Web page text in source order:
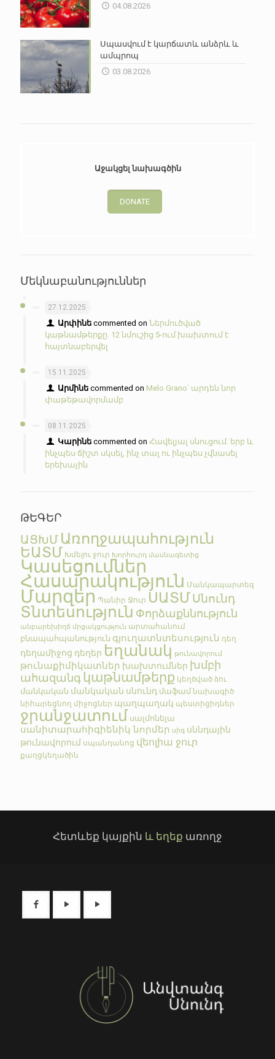
04.08.2026
Սպասվում է կարճատև անձրև և
ամպրոպ
03.08.2026
Աջակցել նախագծին
DONATE
Մեկնաբանություններ
27.12.2025
Արփինե commented onՆերմուծված
կաթնամթերքը. 12 նմուշից 5-ում խախտում է
հայտնաբերվել
15.11.2025
Արմինե commented on Melo Grano՝ արդեն նոր
փաթեթավորմամբ
08.11.2025
Կարինե commented onՀավելյալ սնուցում. երբ և
ինչպես ճիշտ սկսել, ինչ տալ ու ինչպես չվնասել
երեխային
ԹԵԳԵՐ
ԱՑԽՄ Առողջապահություն
ԵԱՏՄ Խմելու ջուր Խորհուրդ մասնագետից
Կասեցումներ
Հասարակություն Մանկապարտեզ
Մարզեր Պանիր Ջուր ՍԱՏՄՍնունդ
Տնտեսություն Փորձաքննություն
անբարեխիղճ մրցակցություն արտահանում
բնապահպանություն գյուղատնտեսություն դեղ
դեղամիջոց դեղեր եղանակ թունավորում
թունաքիմիկատներ խախտումներ խմբի
ահազանգկաթնամթերք կեղծված ձու
մանկական մանկական սնունդ մաֆամ նախագիծ
նիհարեցնող միջոցներ պաղպաղակ պեստիցիդներ
ջրանջատում սալմոնելա
սանիտարահիգիենիկ նորմեր սիգ սննդային
թունավորում սպանդանոց վեոլիա ջուր
քաղցկեղածին
Հետևեք կայքին և եղեք առողջ